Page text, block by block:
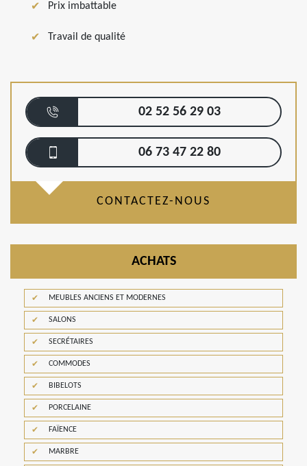
Prix imbattable
Travail de qualité
02 52 56 29 03
06 73 47 22 80
CONTACTEZ-NOUS
ACHATS
MEUBLES ANCIENS ET MODERNES
SALONS
SECRÉTAIRES
COMMODES
BIBELOTS
PORCELAINE
FAÏENCE
MARBRE